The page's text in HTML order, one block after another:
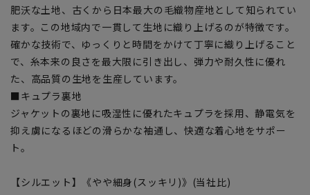
肥沃な土地、古くから日本最大の毛織物産地として知られてい
ます。この地域内で一貫して生地に織り上げるのが特徴です。
確かな技術で、ゆっくりと時間をかけて丁寧に織り上げること
で、糸本来の良さを最大限に引き出し、弾力や耐久性に優れ
た、高品質の生地を生産しています。
■キュプラ裏地
ジャケットの裏地に吸湿性に優れたキュプラを採用、静電気を
抑え虜になるほどの滑らかな袖通し、快適な着心地をサポー
ト。
【シルエット】《やや細身(スッキリ)》(当社比)